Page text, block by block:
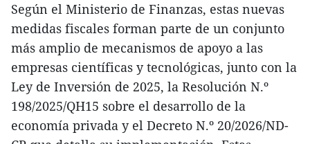
Según el Ministerio de Finanzas, estas nuevas
medidas fiscales forman parte de un conjunto
más amplio de mecanismos de apoyo a las
empresas científicas y tecnológicas, junto con la
Ley de Inversión de 2025, la Resolución N.º
198/2025/QH15 sobre el desarrollo de la
economía privada y el Decreto N.º 20/2026/ND-